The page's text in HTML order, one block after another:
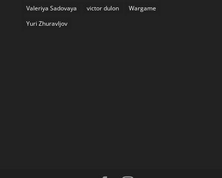
Valeriya Sadovaya
victor dulon
Wargame
Yuri Zhuravljov